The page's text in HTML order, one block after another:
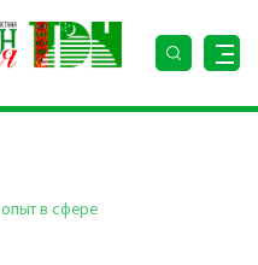
в сфере